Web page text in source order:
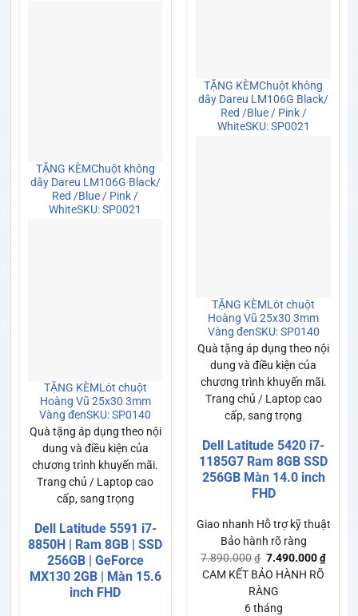
TẶNG KÈMChuột không
dây Dareu LM106G Black/
Red /Blue / Pink /
WhiteSKU: SP0021
TẶNG KÈMLót chuột
Hoàng Vũ 25x30 3mm
Vàng đenSKU: SP0140
Quà tặng áp dụng theo nội
dung và điều kiện của
chương trình khuyến mãi.
Trang chủ / Laptop cao
cấp, sang trọng
Dell Latitude 5591 i7-
8850H | Ram 8GB | SSD
256GB | GeForce
MX130 2GB | Màn 15.6
inch FHD
TẶNG KÈMChuột không
dây Dareu LM106G Black/
Red /Blue / Pink /
WhiteSKU: SP0021
TẶNG KÈMLót chuột
Hoàng Vũ 25x30 3mm
Vàng đenSKU: SP0140
Quà tặng áp dụng theo nội
dung và điều kiện của
chương trình khuyến mãi.
Trang chủ / Laptop cao
cấp, sang trọng
Dell Latitude 5420 i7-
1185G7 Ram 8GB SSD
256GB Màn 14.0 inch
FHD
Giao nhanh Hỗ trợ kỹ thuật
Bảo hành rõ ràng
7.890.000 ₫ 7.490.000 ₫
CAM KẾT BẢO HÀNH RÕ
RÀNG
6 tháng